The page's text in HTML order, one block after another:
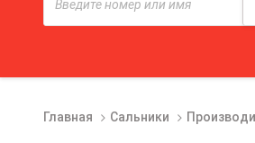
Главная Сальники